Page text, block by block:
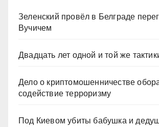
Зеленский провёл в Белграде
Вучичем
Двадцать лет одной и той же
Дело о криптомошенничестве
содействие терроризму
Под Киевом убиты бабушка и